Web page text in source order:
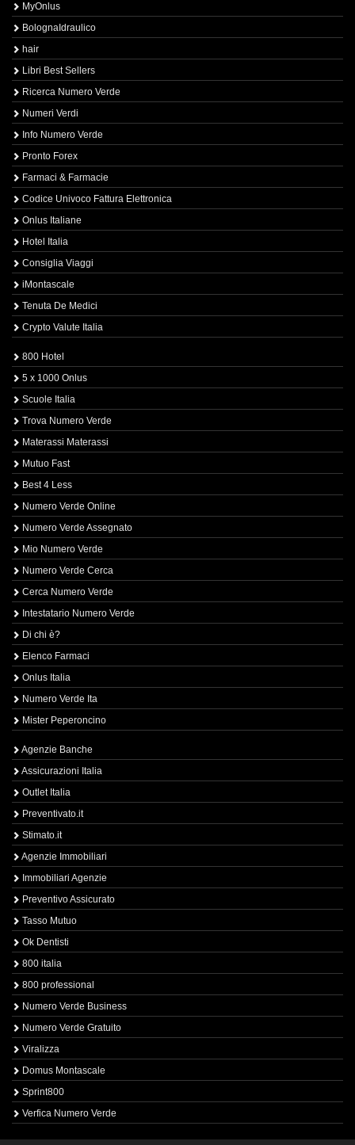
MyOnlus
BolognaIdraulico
hair
Libri Best Sellers
Ricerca Numero Verde
Numeri Verdi
Info Numero Verde
Pronto Forex
Farmaci & Farmacie
Codice Univoco Fattura Elettronica
Onlus Italiane
Hotel Italia
Consiglia Viaggi
iMontascale
Tenuta De Medici
Crypto Valute Italia
800 Hotel
5 x 1000 Onlus
Scuole Italia
Trova Numero Verde
Materassi Materassi
Mutuo Fast
Best 4 Less
Numero Verde Online
Numero Verde Assegnato
Mio Numero Verde
Numero Verde Cerca
Cerca Numero Verde
Intestatario Numero Verde
Di chi è?
Elenco Farmaci
Onlus Italia
Numero Verde Ita
Mister Peperoncino
Agenzie Banche
Assicurazioni Italia
Outlet Italia
Preventivato.it
Stimato.it
Agenzie Immobiliari
Immobiliari Agenzie
Preventivo Assicurato
Tasso Mutuo
Ok Dentisti
800 italia
800 professional
Numero Verde Business
Numero Verde Gratuito
Viralizza
Domus Montascale
Sprint800
Verfica Numero Verde